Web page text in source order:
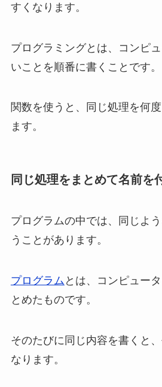
すくなります。
プログラミングとは、コンピ
いことを順番に書くことです。
関数を使うと、同じ処理を何
ます。
同じ処理をまとめて名前を
プログラムの中では、同じよ
うことがあります。
プログラム とは、コンピュー
とめたものです。
そのたびに同じ内容を書くと
なります。